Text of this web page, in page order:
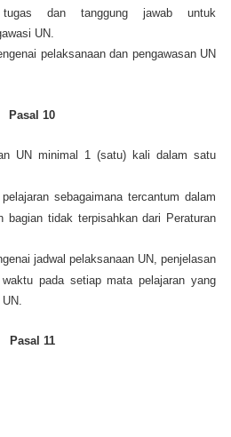
tugas dan tanggung jawab untuk
UN.
pelaksanaan dan pengawasan UN
Pasal 10
UN minimal 1 (satu) kali dalam satu
sebagaimana tercantum dalam
bagian tidak terpisahkan dari Peraturan
jadwal pelaksanaan UN, penjelasan
pada setiap mata pelajaran yang
Pasal 11